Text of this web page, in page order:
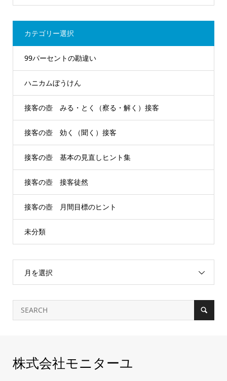
カテゴリー選択
99パーセントの勘違い
ハニカムぼうけん
接客の壺 みる・とく（察る・解く）接客
接客の壺 効く（聞く）接客
接客の壺 基本の見直しヒント集
接客の壺 接客徒然
接客の壺 月間目標のヒント
未分類
月を選択
株式会社モニターユ